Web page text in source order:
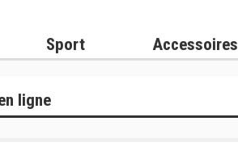
Sport Accessoires
ligne